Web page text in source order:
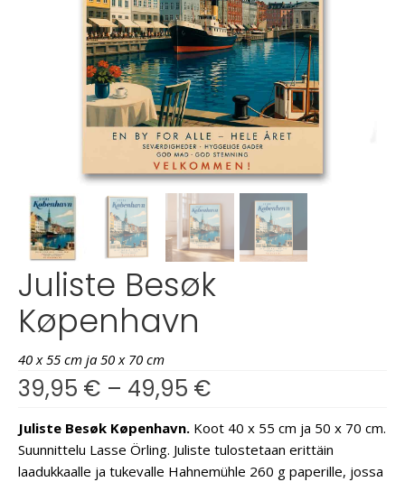
Juliste Besøk
Køpenhavn
40 x 55 cm ja 50 x 70 cm
39,95 € – 49,95 €
Juliste Besøk Køpenhavn. Koot 40 x 55 cm ja 50 x 70 cm.
Suunnittelu Lasse Örling. Juliste tulostetaan erittäin
laadukkaalle ja tukevalle Hahnemühle 260 g paperille, jossa